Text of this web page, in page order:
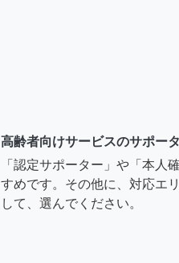
高齢者向けサービスのサポー
「認定サポーター」や「本人
すめです。その他に、対応エ
して、選んでください。